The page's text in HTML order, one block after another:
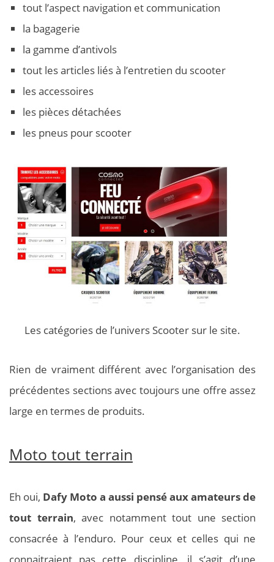
tout l’aspect navigation et communication
la bagagerie
la gamme d’antivols
tout les articles liés à l’entretien du scooter
les accessoires
les pièces détachées
les pneus pour scooter
Les catégories de l’univers Scooter sur le site.
Rien de vraiment différent avec l’organisation des
précédentes sections avec toujours une offre assez
large en termes de produits.
Moto tout terrain
Eh oui, Dafy Moto a aussi pensé aux amateurs de
tout terrain, avec notamment tout une section
consacrée à l’enduro. Pour ceux et celles qui ne